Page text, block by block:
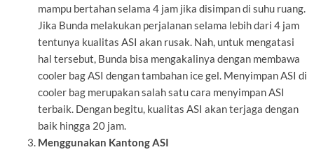
mampu bertahan selama 4 jam jika disimpan di suhu ruang.
Jika Bunda melakukan perjalanan selama lebih dari 4 jam
tentunya kualitas ASI akan rusak. Nah, untuk mengatasi
hal tersebut, Bunda bisa mengakalinya dengan membawa
cooler bag ASI dengan tambahan ice gel. Menyimpan ASI di
cooler bag merupakan salah satu cara menyimpan ASI
terbaik. Dengan begitu, kualitas ASI akan terjaga dengan
baik hingga 20 jam.
Menggunakan Kantong ASI